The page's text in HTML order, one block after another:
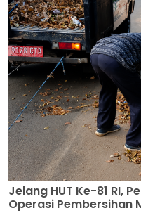
Jelang HUT Ke-81 RI,
Operasi Pembersihan